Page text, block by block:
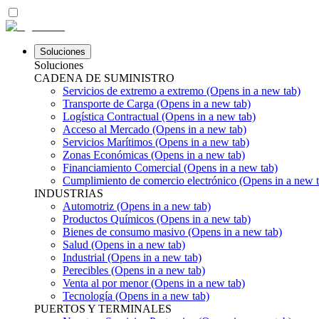
Soluciones
Soluciones
CADENA DE SUMINISTRO
Servicios de extremo a extremo (Opens in a new tab)
Transporte de Carga (Opens in a new tab)
Logística Contractual (Opens in a new tab)
Acceso al Mercado (Opens in a new tab)
Servicios Marítimos (Opens in a new tab)
Zonas Económicas (Opens in a new tab)
Financiamiento Comercial (Opens in a new tab)
Cumplimiento de comercio electrónico (Opens in a new
INDUSTRIAS
Automotriz (Opens in a new tab)
Productos Químicos (Opens in a new tab)
Bienes de consumo masivo (Opens in a new tab)
Salud (Opens in a new tab)
Industrial (Opens in a new tab)
Perecibles (Opens in a new tab)
Venta al por menor(Opens in a new tab)
Tecnología (Opens in a new tab)
PUERTOS Y TERMINALES